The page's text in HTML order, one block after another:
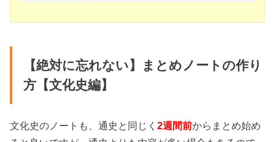
【絶対に忘れない】まとめノートの作り
方【文化史編】
文化史のノートも、通史と同じく2週間前からまとめ始め